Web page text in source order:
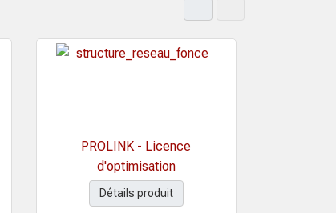
PROLINK - Licence
d'optimisation
Détails produit